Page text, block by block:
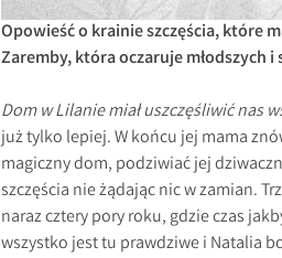
Opowieść o krainie szczęścia, które
Zaremby, która oczaruje młodszych
Dom w Lilanie miał uszczęśliwić nas
już tylko lepiej. W końcu jej mama
magiczny dom, podziwiać jej
szczęścia nie żądając nic w zamian.
naraz cztery pory roku, gdzie czas
wszystko jest tu prawdziwe i Natalia